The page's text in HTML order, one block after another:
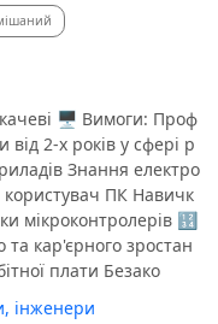
🖥 Вимоги: Проф
від 2-х років у сфері р
Знання електро
користувач ПК Навичк
мікроконтролерів 🔢
кар'єрного зростан
плати Безако
інженери